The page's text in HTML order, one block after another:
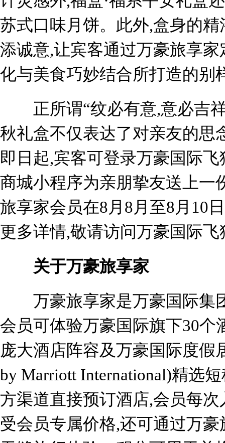
苏式口味月饼。此外,盒身的
添诚意,让宾客通过万豪旅享
化与美食巧妙结合所打造的别
正所谓“纹必有意,意必吉祥
秋礼盒不仅表达了对亲友的思
即日起,宾客可登录万豪国际
商城小程序为亲朋挚友送上一
旅享家会员在8月8月至8月10
更多详情,敬请访问万豪国际飞
关于万豪旅享家
万豪旅享家是万豪国际集
会员可体验万豪国际旗下30个
庞大酒店阵容及万豪国际度假
by Marriott International)精选
方渠道直接预订酒店,会员每
受会员专属价格,还可通过万